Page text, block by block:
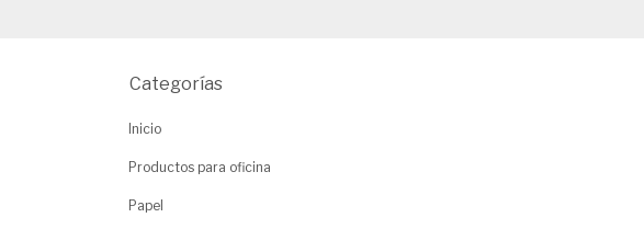
Categorías
Inicio
Productos para oficina
Papel